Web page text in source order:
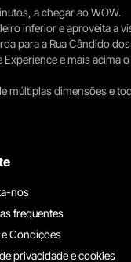
a chegar ao WOW.
inferior e aproveita a
para a Rua Cândido
e mais acima
múltiplas dimensões e
nos
frequentes
Condições
privacidade e cookies